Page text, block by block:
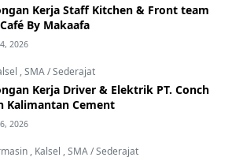
Kerja Staff Kitchen & Front team
By Makaafa
2026
,SMA / Sederajat
Kerja Driver & Elektrik PT. Conch
Kalimantan Cement
2026
, Kalsel ,SMA / Sederajat